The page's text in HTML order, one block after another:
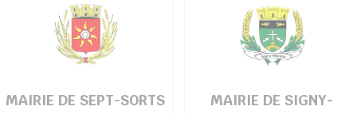
MAIRIE DE SEPT-SORTS
MAIRIE DE SIGNY-